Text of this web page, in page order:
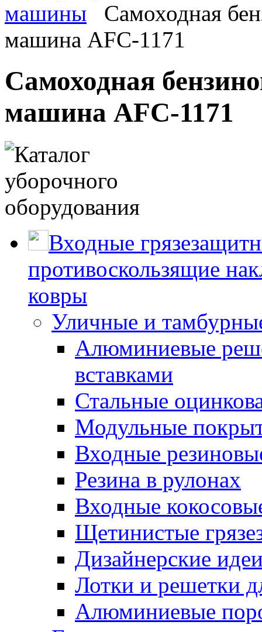
машины
Самоходная
машина AFC-1171
Самоходная
машина AFC-1171
Входные
противоскользящие
ковры
Уличные и
Алюминиевые
вставками
Стальные
Модульные
Входные
Резина в рулонах
Входные
Щетинистые
Дизайнерские
Лотки и решетки
Алюминиевые